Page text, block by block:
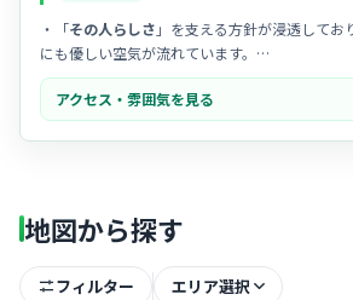
・「その人らしさ 」を支える方針が浸透してお
にも優しい空気が流れています。
・職場の人間関係が良好で、困った時はチーム
る協力体制が整っています。
・施設内は清潔で明るいため、常に前向きな気
アクセス・雰囲気を見る
地図から探す
フィルター エリア選択